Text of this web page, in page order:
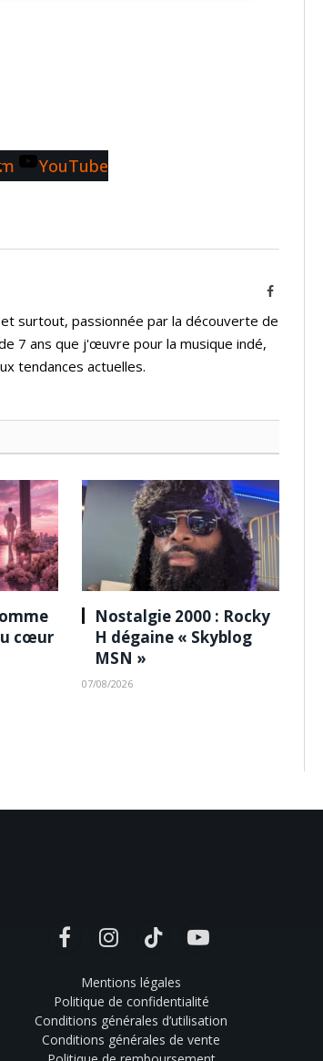
YouTube
Facebook
surtout, passionnée par la découverte de
7 ans que j'œuvre pour la musique indé,
tendances actuelles.
cœur
Nostalgie 2000 : Rocky
H dégaine « Skyblog
MSN »
07/08/2026
FacebookInstagramTikTok YouTube
Mentions légales
Politique de confidentialité
Conditions générales d’utilisation
Conditions générales de vente